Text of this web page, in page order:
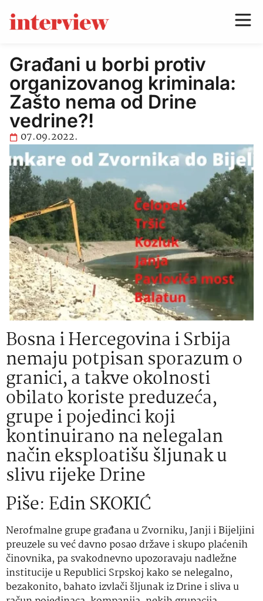
Građani u borbi protiv
organizovanog kriminala:
Zašto nema od Drine
vedrine?!
07.09.2022.
Bosna i Hercegovina i Srbija
nemaju potpisan sporazum o
granici, a takve okolnosti
obilato koriste preduzeća,
grupe i pojedinci koji
kontinuirano na nelegalan
način eksploatišu šljunak u
slivu rijeke Drine
Piše: Edin SKOKIĆ
Nerofmalne grupe građana u Zvorniku, Janji i Bijeljini
preuzele su već davno posao države i skupo plaćenih
činovnika, pa svakodnevno upozoravaju nadležne
institucije u Republici Srpskoj kako se nelegalno,
bezakonito, bahato izvlači šljunak iz Drine i sliva u